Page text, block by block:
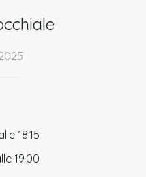
18.15
19.00